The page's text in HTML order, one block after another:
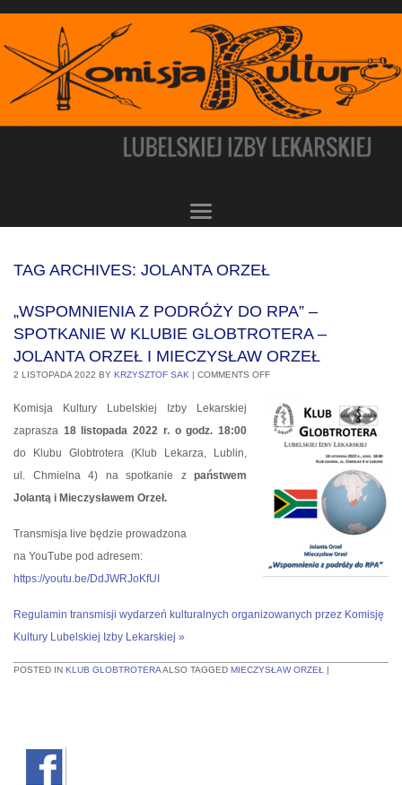
TAG ARCHIVES: JOLANTA ORZEŁ
„WSPOMNIENIA Z PODRÓŻY DO RPA” –
SPOTKANIE W KLUBIE GLOBTROTERA –
JOLANTA ORZEŁ I MIECZYSŁAW ORZEŁ
2 LISTOPADA 2022 BY KRZYSZTOF SAK | COMMENTS OFF
Komisja Kultury Lubelskiej Izby Lekarskiej
zaprasza 18 listopada 2022 r. o godz. 18:00
do Klubu Globtrotera (Klub Lekarza, Lublin,
ul. Chmielna 4) na spotkanie z państwem
Jolantą i Mieczysławem Orzeł.
Transmisja live będzie prowadzona
na YouTube pod adresem:
https://youtu.be/DdJWRJoKfUI
Regulamin transmisji wydarzeń kulturalnych organizowanych przez Komisję
Kultury Lubelskiej Izby Lekarskiej »
POSTED IN KLUB GLOBTROTERAALSO TAGGED MIECZYSŁAW ORZEŁ |